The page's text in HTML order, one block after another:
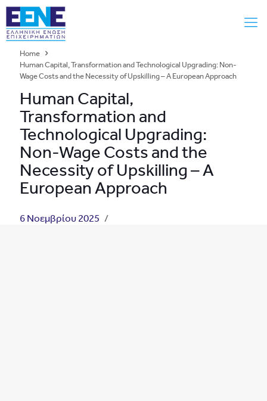
Home
Human Capital, Transformation and Technological Upgrading: Non-
Wage Costs and the Necessity of Upskilling – A European Approach
Human Capital,
Transformation and
Technological Upgrading:
Non-Wage Costs and the
Necessity of Upskilling – A
European Approach
6 Νοεμβρίου 2025 /